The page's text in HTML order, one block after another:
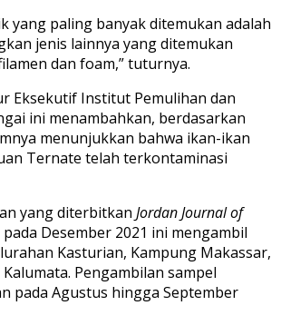
yang paling banyak ditemukan adalah
jenis lainnya yang ditemukan
dan foam,” tuturnya.
Eksekutif Institut Pemulihan dan
ini menambahkan, berdasarkan
menunjukkan bahwa ikan-ikan
Ternate telah terkontaminasi
yang diterbitkan Jordan Journal of
pada Desember 2021 ini mengambil
Kasturian, Kampung Makassar,
Pengambilan sampel
pada Agustus hingga September